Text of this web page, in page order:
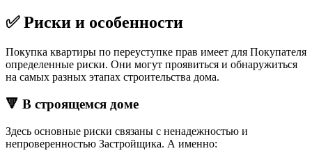
✅ Риски и особенности
Покупка квартиры по переуступке прав имеет для Покупателя
определенные риски. Они могут проявиться и обнаружиться
на самых разных этапах строительства дома.
🔻 В строящемся доме
Здесь основные риски связаны с ненадежностью и
непроверенностью Застройщика. А именно: